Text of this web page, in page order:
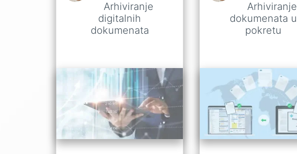
Arhiviranje
digitalnih
dokumenata
Arhiviranje
dokumenata u
pokretu